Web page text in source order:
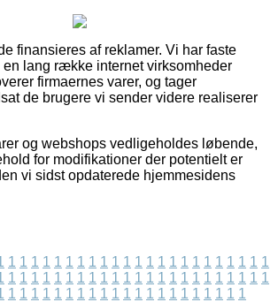
finansieres af reklamer. Vi har faste
en lang række internet virksomheder
firmaernes varer, og tager
de brugere vi sender videre realiserer
og webshops vedligeholdes løbende,
for modifikationer der potentielt er
vi sidst opdaterede hjemmesidens
1 1 1 1 1 1 1 1 1 1 1 1 1 1 1 1 1 1 1 1 1 1 1
1 1 1 1 1 1 1 1 1 1 1 1 1 1 1 1 1 1 1 1 1 1 1
1 1 1 1 1 1 1 1 1 1 1 1 1 1 1 1 1 1 1 1 1